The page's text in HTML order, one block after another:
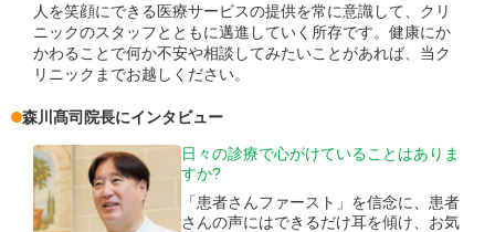
人を笑顔にできる医療サービスの提供を常に意識して、クリ
ニックのスタッフとともに邁進していく所存です。健康にか
かわることで何か不安や相談してみたいことがあれば、当ク
リニックまでお越しください。
森川髙司 院長にインタビュー
日々の診療で心がけていることはありま
すか?
「患者さんファースト」を信念に、患者
さんの声にはできるだけ耳を傾け、お気